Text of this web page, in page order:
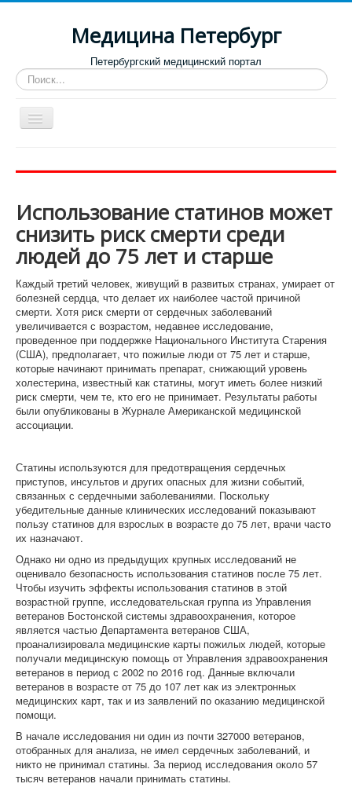
Медицина Петербург
Петербургский медицинский портал
Искать...
Toggle
Navigation
Роддома и женские консультации
Диспансеры
Лучшие клиники по направлениям
Отзывы о медицинских учреждениях
Использование статинов может
снизить риск смерти среди
людей до 75 лет и старше
Каждый третий человек, живущий в развитых странах, умирает от
болезней сердца, что делает их наиболее частой причиной
смерти. Хотя риск смерти от сердечных заболеваний
увеличивается с возрастом, недавнее исследование,
проведенное при поддержке Национального Института Старения
(США), предполагает, что пожилые люди от 75 лет и старше,
которые начинают принимать препарат, снижающий уровень
холестерина, известный как статины, могут иметь более низкий
риск смерти, чем те, кто его не принимает. Результаты работы
были опубликованы в Журнале Американской медицинской
ассоциации.
Статины используются для предотвращения сердечных
приступов, инсультов и других опасных для жизни событий,
связанных с сердечными заболеваниями. Поскольку
убедительные данные клинических исследований показывают
пользу статинов для взрослых в возрасте до 75 лет, врачи часто
их назначают.
Однако ни одно из предыдущих крупных исследований не
оценивало безопасность использования статинов после 75 лет.
Чтобы изучить эффекты использования статинов в этой
возрастной группе, исследовательская группа из Управления
ветеранов Бостонской системы здравоохранения, которое
является частью Департамента ветеранов США,
проанализировала медицинские карты пожилых людей, которые
получали медицинскую помощь от Управления здравоохранения
ветеранов в период с 2002 по 2016 год. Данные включали
ветеранов в возрасте от 75 до 107 лет как из электронных
медицинских карт, так и из заявлений по оказанию медицинской
помощи.
В начале исследования ни один из почти 327000 ветеранов,
отобранных для анализа, не имел сердечных заболеваний, и
никто не принимал статины. За период исследования около 57
тысяч ветеранов начали принимать статины.